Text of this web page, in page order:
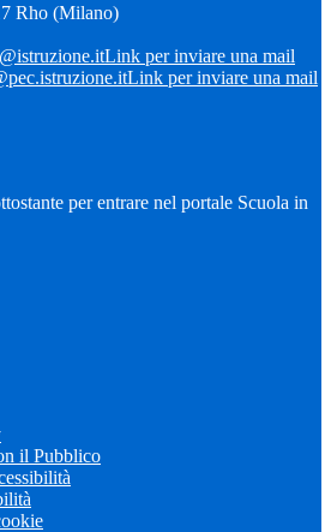
Rho (Milano)
Link per inviare una mail
Link per inviare una mail
per entrare nel portale Scuola in
il Pubblico